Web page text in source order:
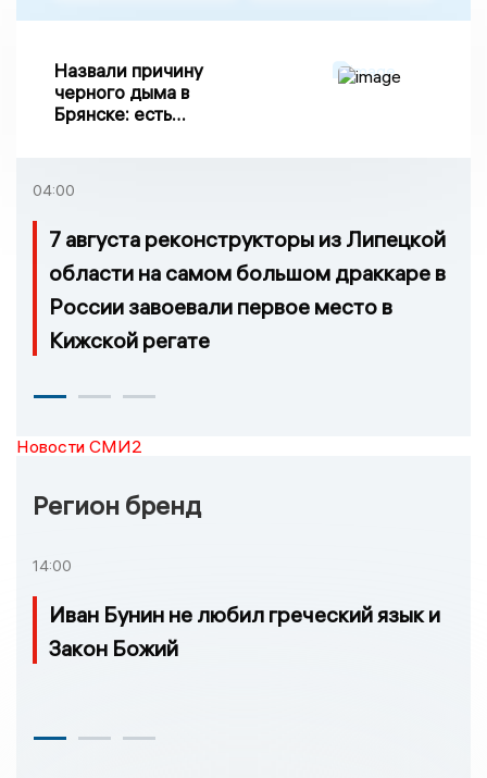
Назвали причину
черного дыма в
Брянске: есть
04:00
7 августа реконструкторы из Липецкой
области на самом большом драккаре в
России завоевали первое место в
Кижской регате
Новости СМИ2
Регион бренд
14:00
Иван Бунин не любил греческий язык и
Закон Божий